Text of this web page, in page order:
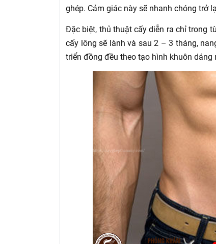
ghép. Cảm giác này sẽ nhanh chóng trở
Đặc biệt, thủ thuật cấy diễn ra chỉ trong
cấy lông sẽ lành và sau 2 – 3 tháng,
triển đồng đều theo tạo hình khuôn dáng